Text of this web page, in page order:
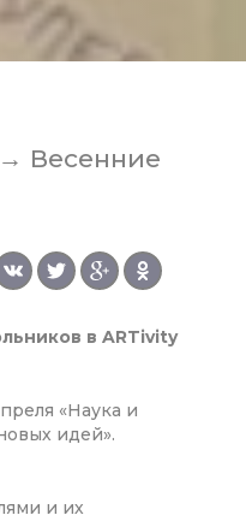
→ Весенние
в ARTivity
«Наука и
идей».
и их